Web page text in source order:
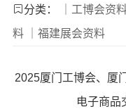
分类： ｜工博会资
料
｜福建展会资料
2025厦门工博会、厦
电子商品